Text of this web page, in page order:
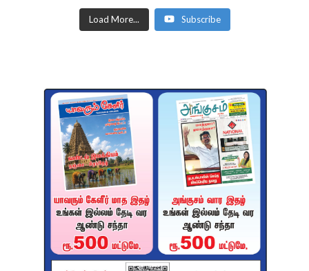
Load More... Subscribe